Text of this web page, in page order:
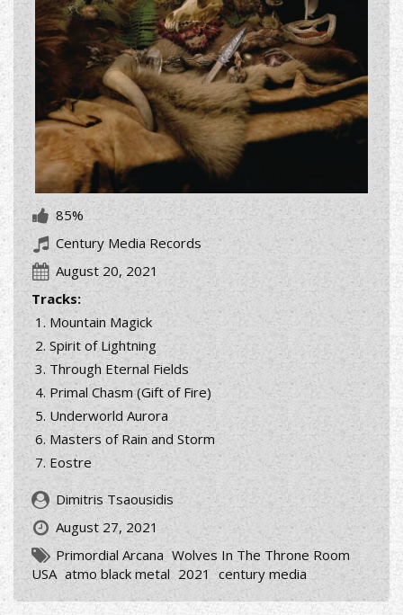
85%
Century Media Records
August 20, 2021
Tracks:
Mountain Magick
Spirit of Lightning
Through Eternal Fields
Primal Chasm (Gift of Fire)
Underworld Aurora
Masters of Rain and Storm
Eostre
Dimitris Tsaousidis
August 27, 2021
Primordial Arcana Wolves In The Throne Room
USA atmo black metal 2021 century media